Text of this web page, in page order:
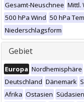
Gesamt-Neuschnee Mittl.
500 hPa Wind 50 hPa
Niederschlagsform
Gebiet
Europa Nordhemisphäre
Deutschland Dänemark
Afrika Ostasien Südasien